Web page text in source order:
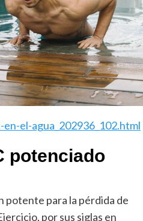
el-agua_202936_102.html
potenciado
potente para la pérdida de
por sus siglas en